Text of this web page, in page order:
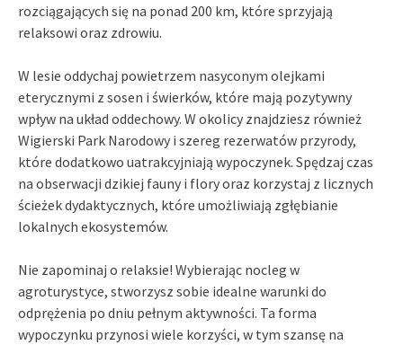
rozciągających się na ponad 200 km, które sprzyjają
relaksowi oraz zdrowiu.
W lesie oddychaj powietrzem nasyconym olejkami
eterycznymi z sosen i świerków, które mają pozytywny
wpływ na układ oddechowy. W okolicy znajdziesz również
Wigierski Park Narodowy i szereg rezerwatów przyrody,
które dodatkowo uatrakcyjniają wypoczynek. Spędzaj czas
na obserwacji dzikiej fauny i flory oraz korzystaj z licznych
ścieżek dydaktycznych, które umożliwiają zgłębianie
lokalnych ekosystemów.
Nie zapominaj o relaksie! Wybierając nocleg w
agroturystyce, stworzysz sobie idealne warunki do
odprężenia po dniu pełnym aktywności. Ta forma
wypoczynku przynosi wiele korzyści, w tym szansę na